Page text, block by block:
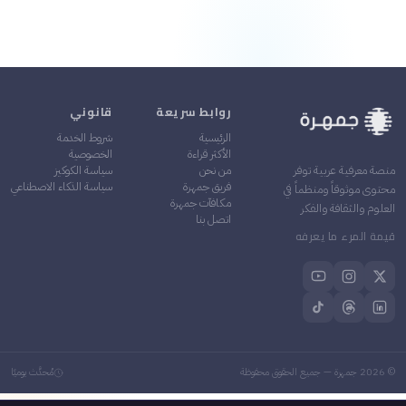
منصة معرفية عربية توفر
محتوى موثوقاً ومنظماً في
العلوم والثقافة والفكر
قيمة المرء ما يعرفه
روابط سريعة
الرئيسية
الأكثر قراءة
من نحن
فريق جمهرة
مكافآت جمهرة
اتصل بنا
قانوني
شروط الخدمة
الخصوصية
سياسة الكوكيز
سياسة الذكاء الاصطناعي
©
2026 جمهرة — جميع الحقوق محفوظة مُحدَّث يوميًا